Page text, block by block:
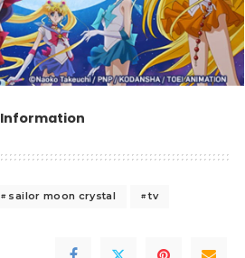
Information
sailor moon crystal tv